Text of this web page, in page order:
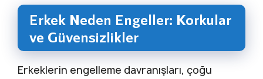
Erkek Neden Engeller: Korkular
ve Güvensizlikler
Erkeklerin engelleme davranışları, çoğu